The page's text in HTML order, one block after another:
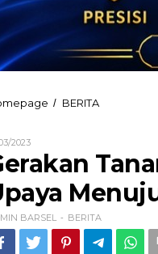
/ BERITAGerakan
Kedabu
Rapat,
Bupati:
Ini
Upaya
Menuju
Mandiri
2023Oleh
ADMIN
BARSEL
BARSEL - BERITA